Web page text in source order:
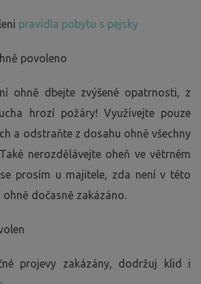
pravidla pobytu s pejsky
povoleno
ohně dbejte zvýšené opatrnosti, z
hrozí požáry! Využívejte pouze
a odstraňte z dosahu ohně všechny
nerozdělávejte oheň ve větrném
prosím u majitele, zda není v této
dočasně zakázáno.
projevy zakázány, dodržuj klid i